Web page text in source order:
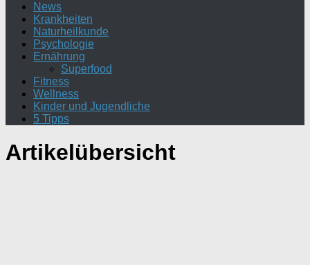
News
Krankheiten
Naturheilkunde
Psychologie
Ernährung
Superfood
Fitness
Wellness
Kinder und Jugendliche
5 Tipps
Artikelübersicht